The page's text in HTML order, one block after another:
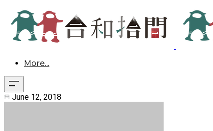
More...
June 12, 2018